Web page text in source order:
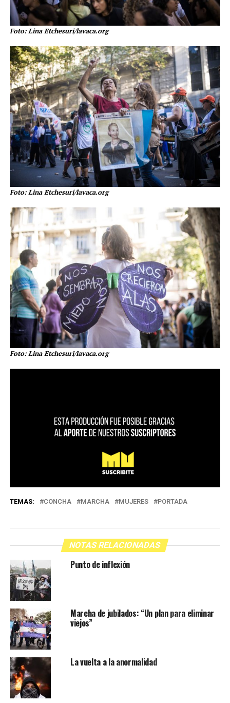
Foto: Lina Etchesuri/lavaca.org
Foto: Lina Etchesuri/lavaca.org
Foto: Lina Etchesuri/lavaca.org
TEMAS: CONCHA MARCHA MUJERES PORTADA
NOTAS RELACIONADAS
Punto de inflexión
Marcha de jubilados: “Un plan para eliminar
viejos”
La vuelta a la anormalidad